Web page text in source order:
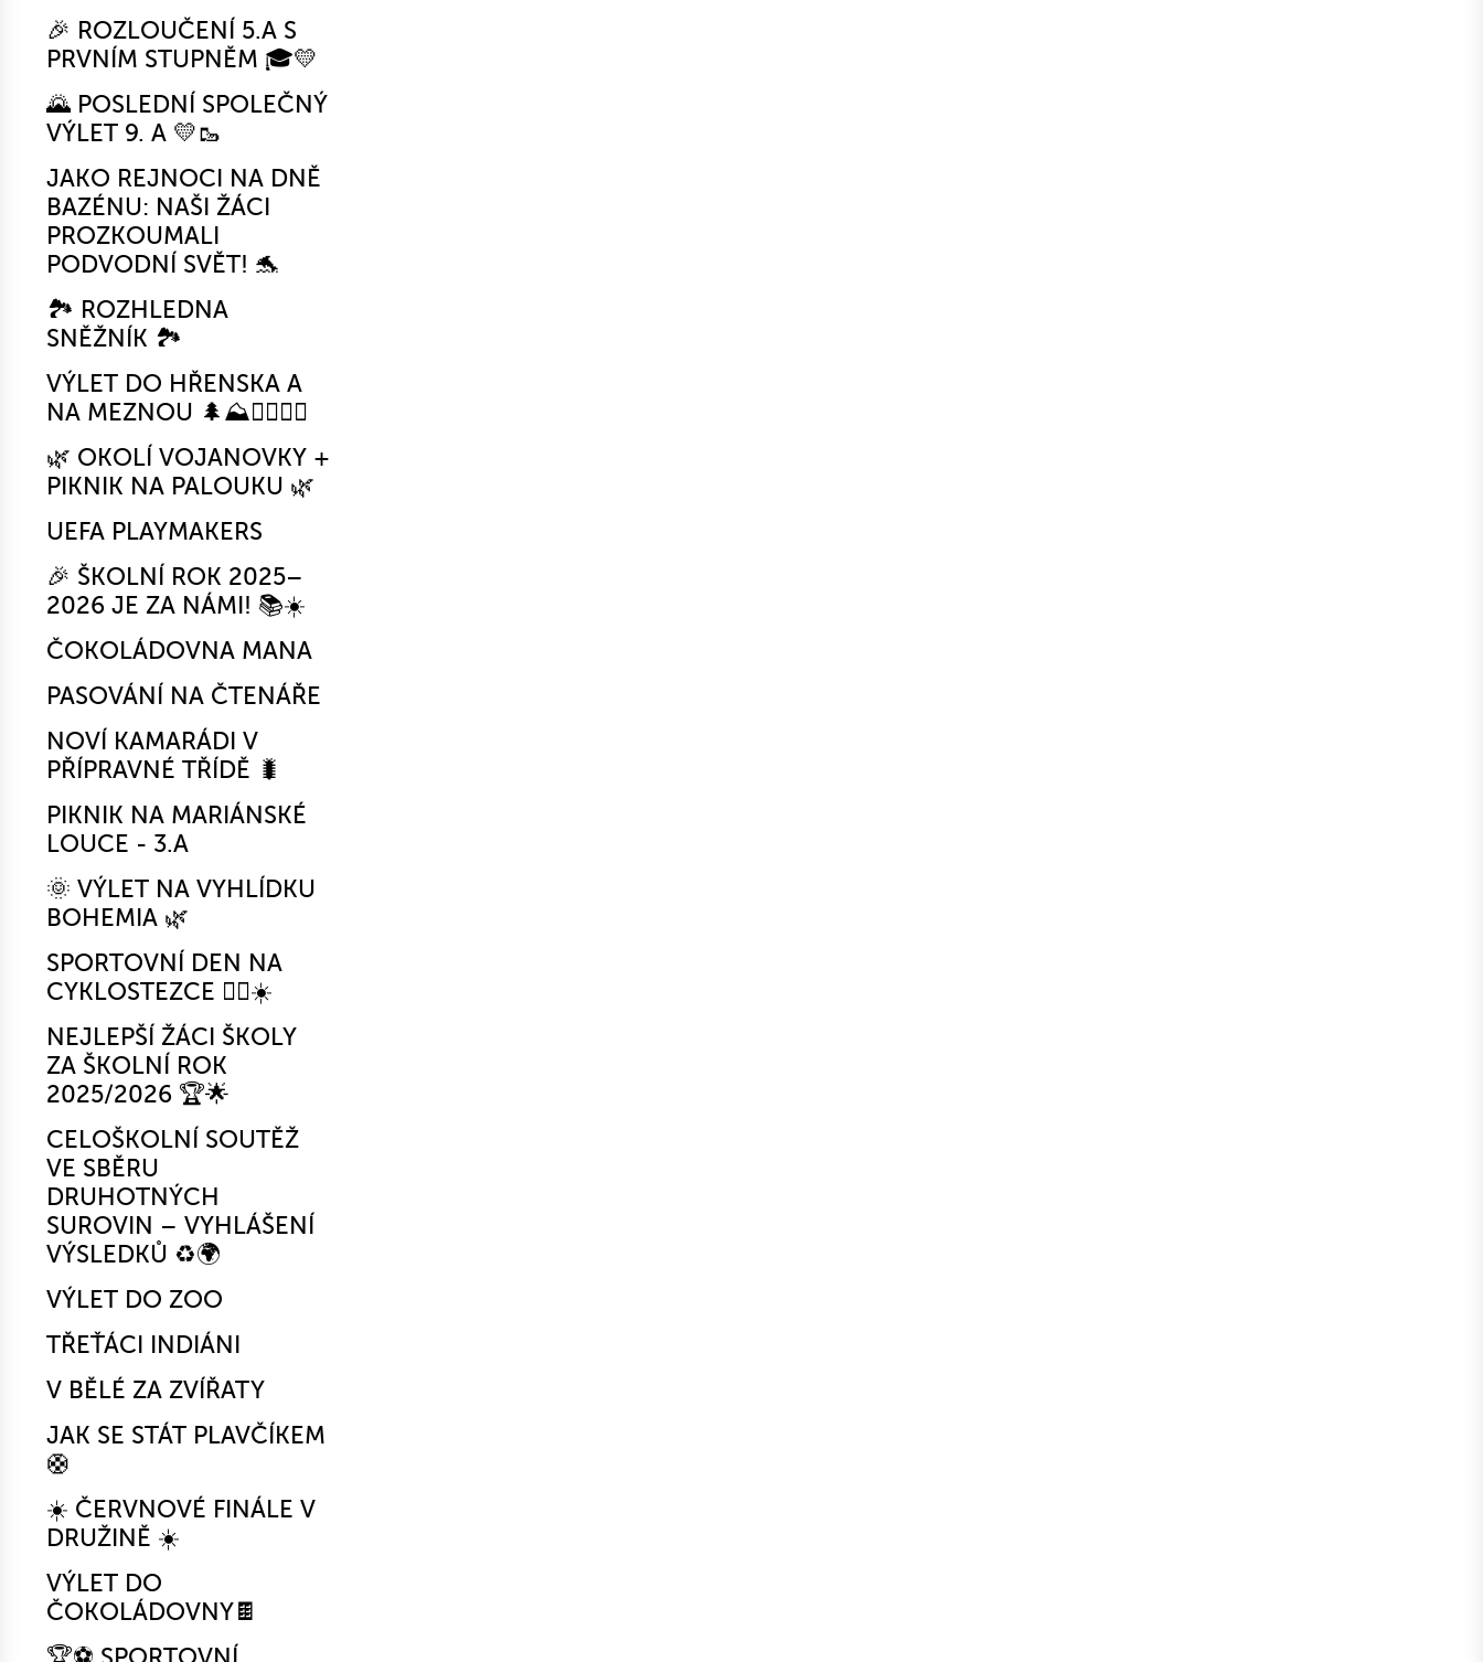
🎉 ROZLOUČENÍ 5.A S
PRVNÍM STUPNĚM 🎓💛
🌄 POSLEDNÍ SPOLEČNÝ
VÝLET 9. A 💛🥾
JAKO REJNOCI NA DNĚ
BAZÉNU: NAŠI ŽÁCI
PROZKOUMALI
PODVODNÍ SVĚT! 🐬
🏞️ ROZHLEDNA
SNĚŽNÍK 🏞️
VÝLET DO HŘENSKA A
NA MEZNOU 🌲⛰️🚶‍♂️🚶‍♀️
🌿 OKOLÍ VOJANOVKY +
PIKNIK NA PALOUKU 🌿
UEFA PLAYMAKERS
🎉 ŠKOLNÍ ROK 2025–
2026 JE ZA NÁMI! 📚☀️
ČOKOLÁDOVNA MANA
PASOVÁNÍ NA ČTENÁŘE
NOVÍ KAMARÁDI V
PŘÍPRAVNÉ TŘÍDĚ 🐛
PIKNIK NA MARIÁNSKÉ
LOUCE - 3.A
🌞 VÝLET NA VYHLÍDKU
BOHEMIA 🌿
SPORTOVNÍ DEN NA
CYKLOSTEZCE 🚴‍♂️☀️
NEJLEPŠÍ ŽÁCI ŠKOLY
ZA ŠKOLNÍ ROK
2025/2026 🏆🌟
CELOŠKOLNÍ SOUTĚŽ
VE SBĚRU
DRUHOTNÝCH
SUROVIN – VYHLÁŠENÍ
VÝSLEDKŮ ♻️🌍
VÝLET DO ZOO
TŘEŤÁCI INDIÁNI
V BĚLÉ ZA ZVÍŘATY
JAK SE STÁT PLAVČÍKEM
🛟
☀️ ČERVNOVÉ FINÁLE V
DRUŽINĚ ☀️
VÝLET DO
ČOKOLÁDOVNY🍫